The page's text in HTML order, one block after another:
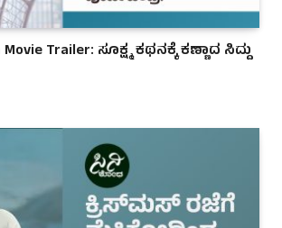
Trailer: ಸೂಕ್ಷ್ಮ ಕಥನಕ್ಕೆ ಕಣ್ಣಾದ ಸಿದ್ದು